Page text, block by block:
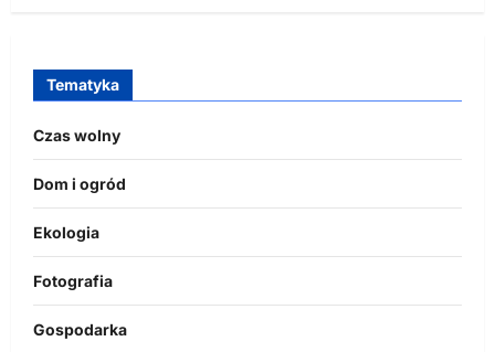
Tematyka
Czas wolny
Dom i ogród
Ekologia
Fotografia
Gospodarka